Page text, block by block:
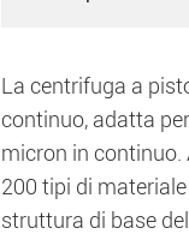
La centrifuga a
continuo, adatta
micron in continuo.
200 tipi di
struttura di base